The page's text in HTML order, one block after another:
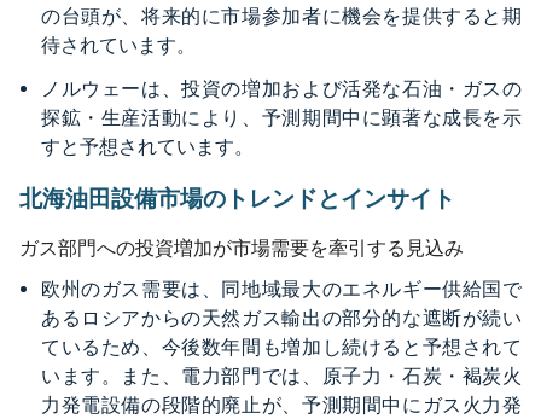
の台頭が、将来的に市場参加者に機会を提供すると期
待されています。
ノルウェーは、投資の増加および活発な石油・ガスの
探鉱・生産活動により、予測期間中に顕著な成長を示
すと予想されています。
北海油田設備市場のトレンドとインサイト
ガス部門への投資増加が市場需要を牽引する見込み
欧州のガス需要は、同地域最大のエネルギー供給国で
あるロシアからの天然ガス輸出の部分的な遮断が続い
ているため、今後数年間も増加し続けると予想されて
います。また、電力部門では、原子力・石炭・褐炭火
力発電設備の段階的廃止が、予測期間中にガス火力発